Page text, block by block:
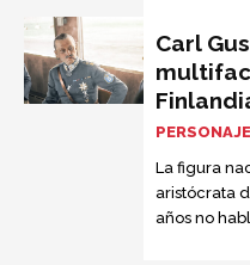
Carl
La figura
aristócrata
años no